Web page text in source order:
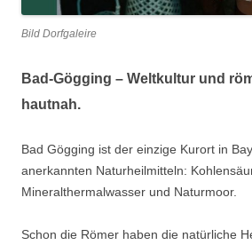
Bild Dorfgaleire
Bad-Gögging – Weltkultur und
hautnah.
Bad Gögging ist der einzige Kurort in
anerkannten Naturheilmitteln:
Mineralthermalwasser und Naturmoor.
Schon die Römer haben die natürliche